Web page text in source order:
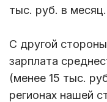
тыс. руб. в месяц.
С другой
зарплата
(менее 15 тыс.
регионах нашей